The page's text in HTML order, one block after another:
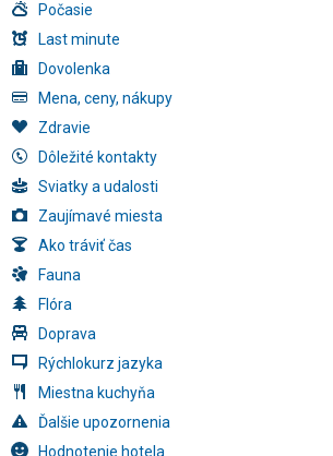
Počasie
Last minute
Dovolenka
Mena, ceny, nákupy
Zdravie
Dôležité kontakty
Sviatky a udalosti
Zaujímavé miesta
Ako tráviť čas
Fauna
Flóra
Doprava
Rýchlokurz jazyka
Miestna kuchyňa
Ďalšie upozornenia
Hodnotenie hotela